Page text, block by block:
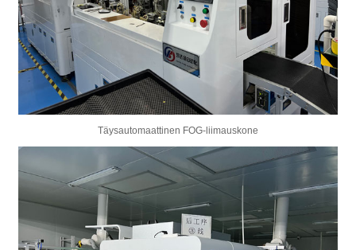
Täysautomaattinen FOG-liimauskone